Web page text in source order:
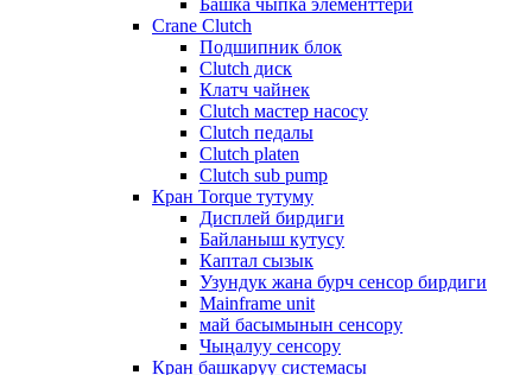
Башка чыпка элементтери
Crane Clutch
Подшипник блок
Clutch диск
Клатч чайнек
Clutch мастер насосу
Clutch педалы
Clutch platen
Clutch sub pump
Кран Torque тутуму
Дисплей бирдиги
Байланыш кутусу
Каптал сызык
Узундук жана бурч сенсор бирдиги
Mainframe unit
май басымынын сенсору
Чыңалуу сенсору
Кран башкаруу системасы